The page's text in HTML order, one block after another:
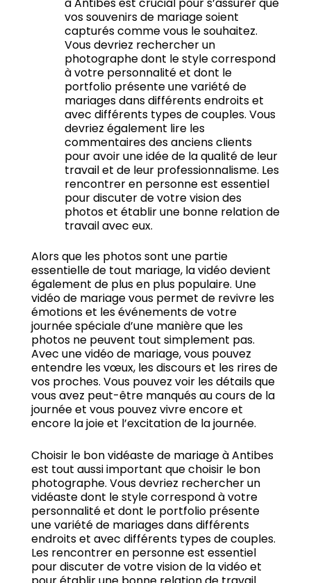
à Antibes est crucial pour s’assurer que
vos souvenirs de mariage soient
capturés comme vous le souhaitez.
Vous devriez rechercher un
photographe dont le style correspond
à votre personnalité et dont le
portfolio présente une variété de
mariages dans différents endroits et
avec différents types de couples. Vous
devriez également lire les
commentaires des anciens clients
pour avoir une idée de la qualité de leur
travail et de leur professionnalisme. Les
rencontrer en personne est essentiel
pour discuter de votre vision des
photos et établir une bonne relation de
travail avec eux.
Alors que les photos sont une partie
essentielle de tout mariage, la vidéo devient
également de plus en plus populaire. Une
vidéo de mariage vous permet de revivre les
émotions et les événements de votre
journée spéciale d’une manière que les
photos ne peuvent tout simplement pas.
Avec une vidéo de mariage, vous pouvez
entendre les vœux, les discours et les rires de
vos proches. Vous pouvez voir les détails que
vous avez peut-être manqués au cours de la
journée et vous pouvez vivre encore et
encore la joie et l’excitation de la journée.
Choisir le bon vidéaste de mariage à Antibes
est tout aussi important que choisir le bon
photographe. Vous devriez rechercher un
vidéaste dont le style correspond à votre
personnalité et dont le portfolio présente
une variété de mariages dans différents
endroits et avec différents types de couples.
Les rencontrer en personne est essentiel
pour discuter de votre vision de la vidéo et